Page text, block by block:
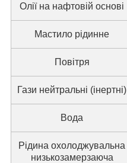
Олії на нафтовій основі
Мастило рідинне
Повітря
Гази нейтральні (інертні)
Вода
Рідина охолоджувальна
низькозамерзаюча